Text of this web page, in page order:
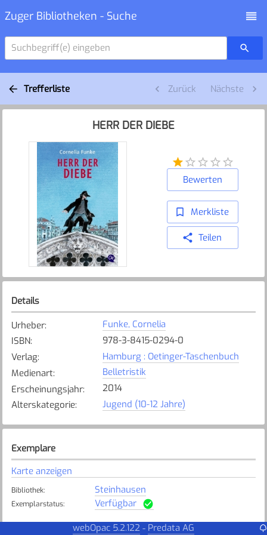
Zuger Bibliotheken - Suche
Suchbegriff(e) eingeben
Trefferliste Zurück Nächste
HERR DER DIEBE
Bewerten
Merkliste
Teilen
Details
Urheber:
Funke, Cornelia
ISBN:
978-3-8415-0294-0
Verlag:
Hamburg : Oetinger-Taschenbuch
Medienart:
Belletristik
Erscheinungsjahr:
2014
Alterskategorie: Jugend (10-12 Jahre)
Exemplare
Karte anzeigen
Bibliothek: Steinhausen
Exemplarstatus: Verfügbar
webOpac 5.2.122 - Predata AG